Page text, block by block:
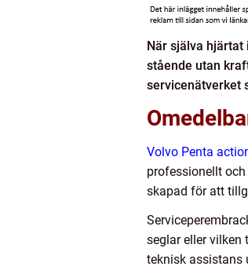
När själva
stående utan
servicenätverket
Volvo Penta
professionellt
skapad för att
seglar eller vilken
teknisk assistans